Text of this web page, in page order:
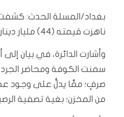
بغداد/المسلة الحدث: كشفت
ناهزت قيمته (44) مليار دينار، نتجت عن عمليَّات شراءٍ لمواد دون احتياجٍ وتجاوزٍ للصلاحيات.
وأشارت الدائرة، في بيان
صرفٍ؛ ممَّا يدلُّ على وجود
من المخزن؛ بغية تصفية